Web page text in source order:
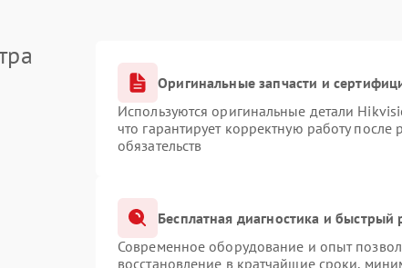
Оригинальные запчасти и
Используются оригинальные детали
что гарантирует корректную работу
обязательств
Бесплатная диагностика и быстрый
Современное оборудование и опыт
восстановление в кратчайшие сроки,